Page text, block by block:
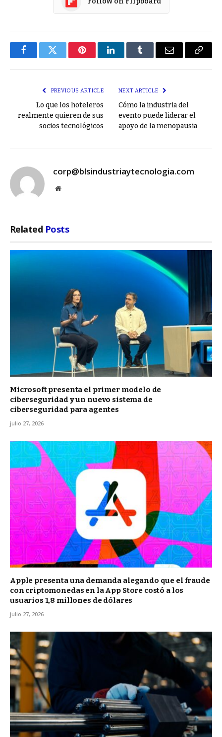
FacebookTwitter PinterestLinkedInTumblr Email
Copy
PREVIOUS ARTICLE
Lo que los hoteleros
realmente quieren de sus
socios tecnológicos
NEXT ARTICLE
Cómo la industria del
evento puede liderar el
apoyo de la menopausia
corp@blsindustriaytecnologia.com
Website
Related Posts
Microsoft presenta el primer modelo de
ciberseguridad y un nuevo sistema de
ciberseguridad para agentes
julio 27, 2026
Apple presenta una demanda alegando que el fraude
con criptomonedas en la App Store costó a los
usuarios 1,8 millones de dólares
julio 27, 2026